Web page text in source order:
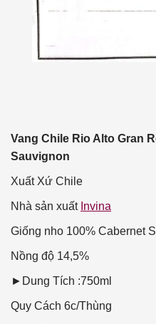
Vang Chile Rio Alto Gran
Sauvignon
Xuất Xứ Chile
Nhà sản xuất Invina
Giống nho 100% Cabernet
Nồng độ 14,5%
►Dung Tích :750ml
Quy Cách 6c/Thùng